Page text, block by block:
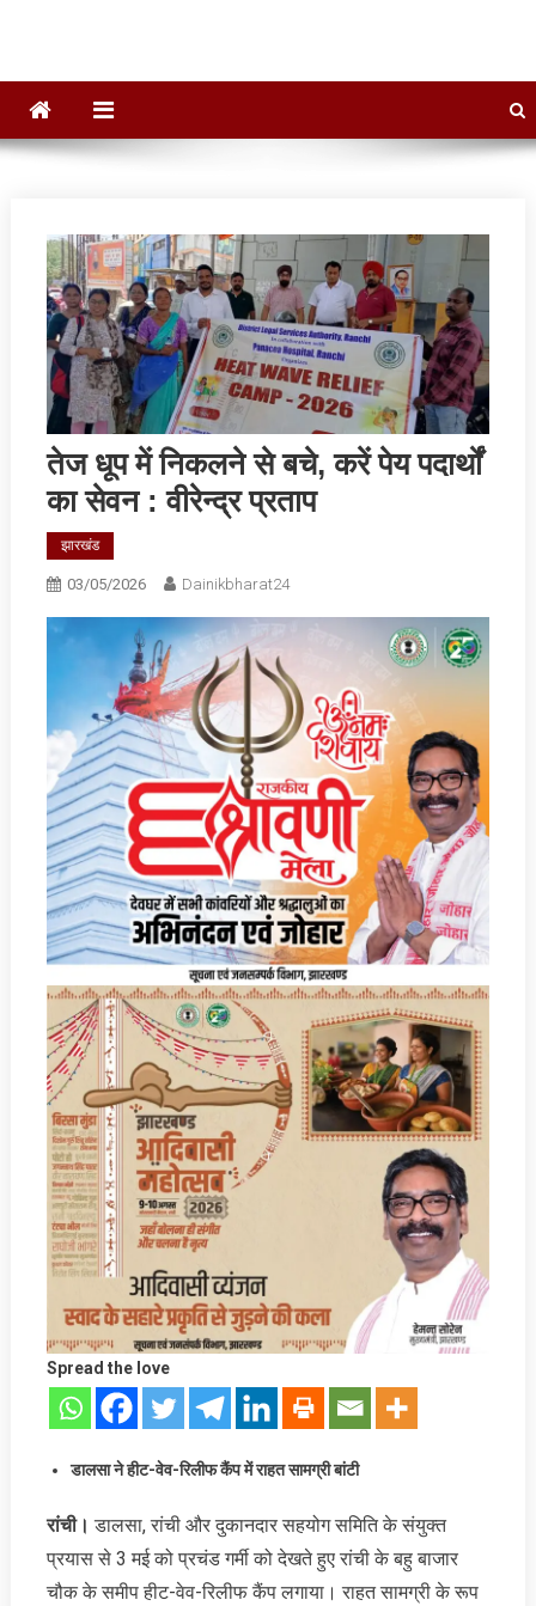
तेज धूप में निकलने से बचे, करें पेय पदार्थों
का सेवन : वीरेन्द्र प्रताप
झारखंड
03/05/2026 Dainikbharat24
Spread the love
डालसा नेहीट-वेव-रिलीफ कैंप में राहत सामग्री बांटी
रांची। डालसा, रांची और दुकानदार सहयोग समिति के संयुक्त
प्रयास से 3 मई को प्रचंड गर्मी को देखते हुए रांची के बहु बाजार
चौक के समीप हीट-वेव-रिलीफ कैंप लगाया। राहत सामग्री के रूप